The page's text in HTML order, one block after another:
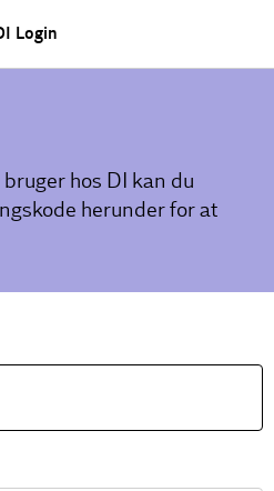
Login
hos DI kan du
herunder for at